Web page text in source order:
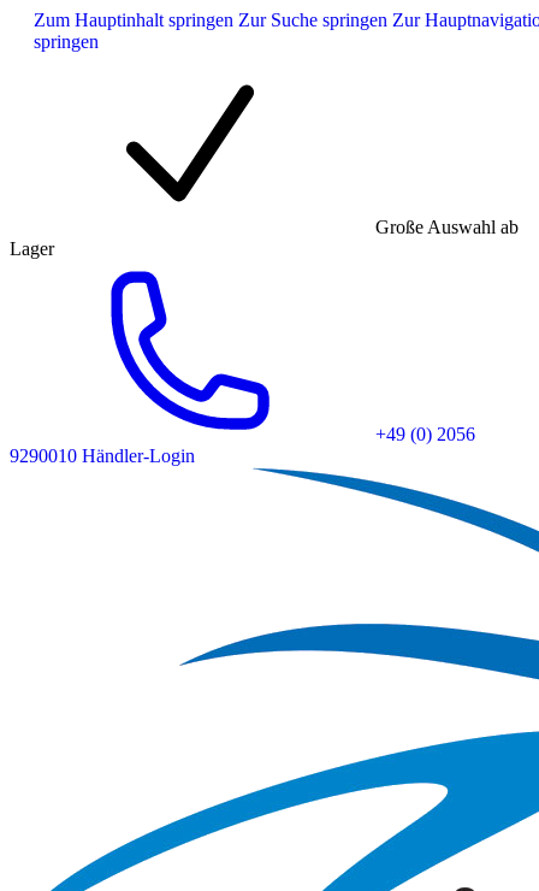
Zum Hauptinhalt springen Zur Suche springen Zur
springen
Große Auswahl ab
Lager
+49 (0) 2056
9290010 Händler-Login